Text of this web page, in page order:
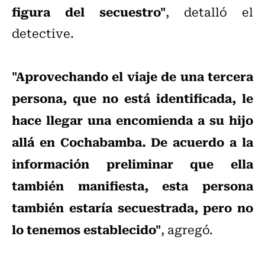
figura del secuestro", detalló el
detective.
"Aprovechando el viaje de una tercera
persona, que no está identificada, le
hace llegar una encomienda a su hijo
allá en Cochabamba. De acuerdo a la
información preliminar que ella
también manifiesta, esta persona
también estaría secuestrada, pero no
lo tenemos establecido", agregó.